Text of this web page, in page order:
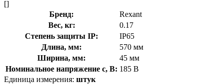
[]
Бренд:
Rexant
Вес, кг:
0.17
Степень защиты IP:
IP65
Длина, мм:
570 мм
Ширина, мм:
45 мм
Номинальное напряжение с, В: 185 В
Единица измерения: штук